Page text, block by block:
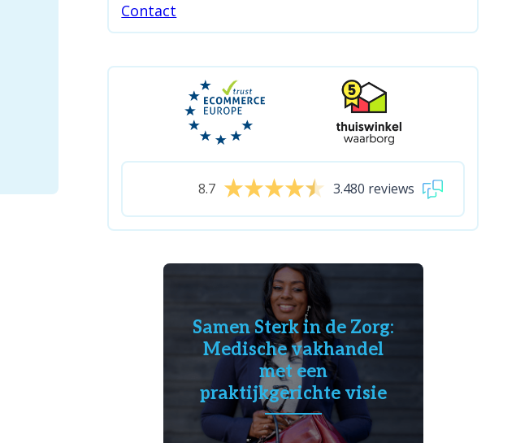
Contact
8.7 3.480 reviews
Samen Sterk in de Zorg:
Medische vakhandel
met een
praktijkgerichte visie